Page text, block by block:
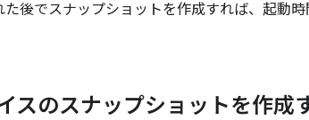
後でスナップショットを作成すれば、起動
スのスナップショットを作成